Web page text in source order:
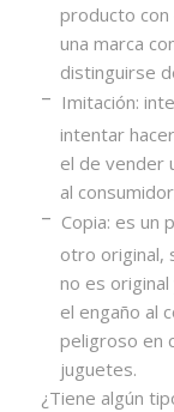
producto con
una marca
distinguirse
– Imitación:
intentar
el de vender
al
– Copia: es un
otro original,
no es
el engaño al
peligroso en
juguetes.
¿Tiene algún